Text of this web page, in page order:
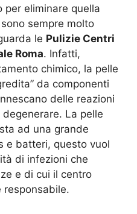
per eliminare quella
sempre molto
le Pulizie Centri
Roma. Infatti,
chimico, la pelle
da componenti
delle reazioni
La pelle
ad una grande
e batteri, questo vuol
di infezioni che
e di cui il centro
responsabile.